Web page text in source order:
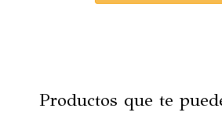
Productos que te